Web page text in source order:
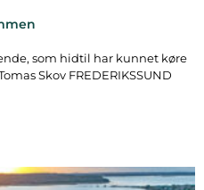
som hidtil har kunnet køre
Skov FREDERIKSSUND